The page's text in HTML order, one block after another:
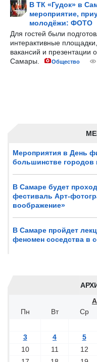
Мероприятия в День
большинстве городов
В Самаре будет
фестиваль Арт-
воображение»
В Самаре пройдет
феномен соседства в
Пн
Вт Ср
3
4 5
10
11 12
В ТК «Гудок» в
мероприятие,
молодёжи: ФОТО
Для гостей были
интерактивные
вакансий и презентации
Самары.
Общество